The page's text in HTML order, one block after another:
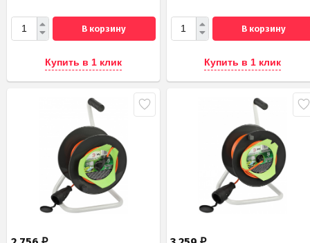
В корзину
Купить в 1 клик
В корзину
Купить в 1 клик